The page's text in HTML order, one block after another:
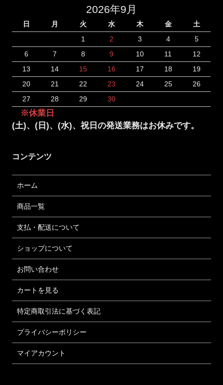
2026年9月
日 月 火 水 木 金
土
1
2 3 4
5
6
7 8 9 10 11
12
13
14 15 16 17 18
19
20
21 22 23 24 25
26
27
28 29 30
※休業日
(土)、(日)、(水)、祝日の発送業務はお休みです。
コンテンツ
ホーム
商品一覧
支払・配送について
ショップについて
お問い合わせ
カートを見る
特定商取引法に基づく表記
プライバシーポリシー
マイアカウント